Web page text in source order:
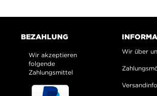
BEZAHLUNG
Wir akzeptieren
folgende
Zahlungsmittel
Wir über